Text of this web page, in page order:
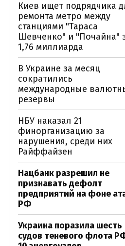
Киев ищет подрядчика
ремонта метро между
станциями "Тараса
Шевченко" и "Почайна"
1,76 миллиарда
В Украине за месяц
сократились
международные
резервы
НБУ наказал 21
финорганизацию за
нарушения, среди них
Райффайзен
Нацбанк разрешил не
признавать дефолт
предприятий на фоне
РФ
Украина поразила шесть
судов теневого флота